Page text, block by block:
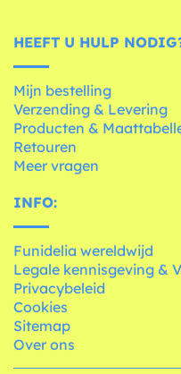
HEEFT U HULP
Mijn bestelling
Verzending & Levering
Producten &
Retouren
Meer vragen
INFO:
Funidelia wereldwijd
Legale kennisgeving &
Privacybeleid
Cookies
Sitemap
Over ons